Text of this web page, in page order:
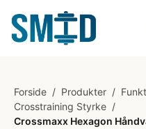
Forside / Produkter /
Crosstraining Styrke /
Crossmaxx Hexagon